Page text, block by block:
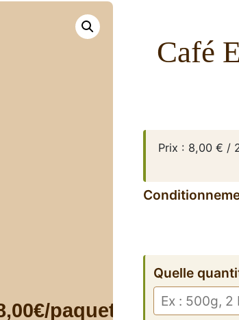
Café
Prix : 8,00 € /
Quelle